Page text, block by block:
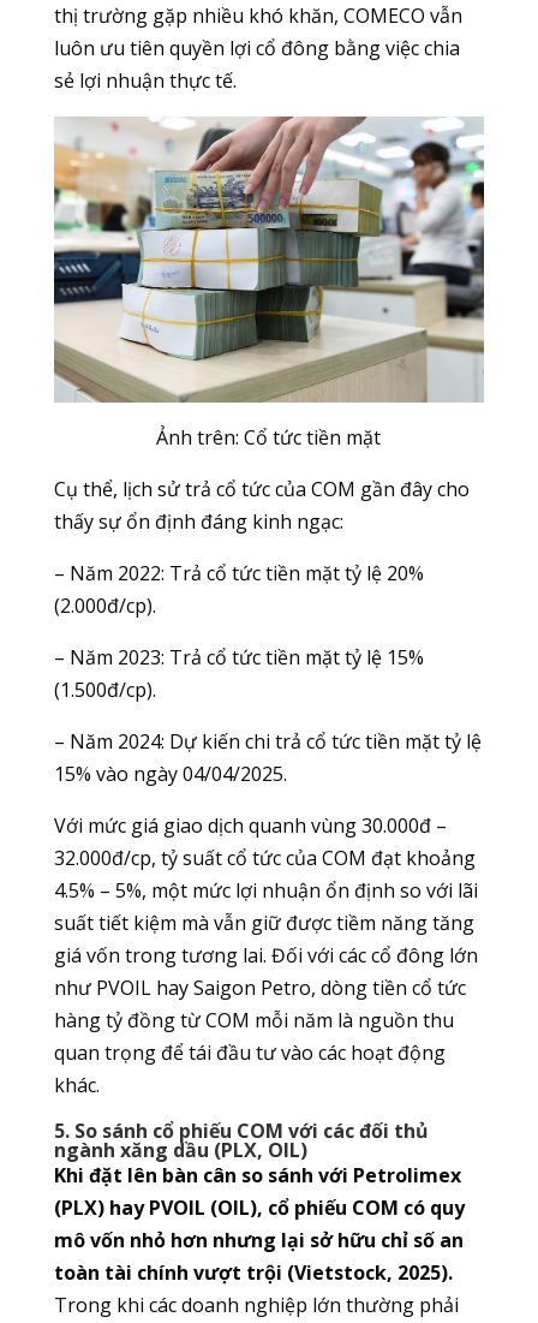
thị trường gặp nhiều khó khăn, COMECO vẫn
luôn ưu tiên quyền lợi cổ đông bằng việc chia
sẻ lợi nhuận thực tế.
Ảnh trên: Cổ tức tiền mặt
Cụ thể, lịch sử trả cổ tức của COM gần đây cho
thấy sự ổn định đáng kinh ngạc:
– Năm 2022: Trả cổ tức tiền mặt tỷ lệ 20%
(2.000đ/cp).
– Năm 2023: Trả cổ tức tiền mặt tỷ lệ 15%
(1.500đ/cp).
– Năm 2024: Dự kiến chi trả cổ tức tiền mặt tỷ lệ
15% vào ngày 04/04/2025.
Với mức giá giao dịch quanh vùng 30.000đ –
32.000đ/cp, tỷ suất cổ tức của COM đạt khoảng
4.5% – 5%, một mức lợi nhuận ổn định so với lãi
suất tiết kiệm mà vẫn giữ được tiềm năng tăng
giá vốn trong tương lai. Đối với các cổ đông lớn
như PVOIL hay Saigon Petro, dòng tiền cổ tức
hàng tỷ đồng từ COM mỗi năm là nguồn thu
quan trọng để tái đầu tư vào các hoạt động
khác.
5. So sánh cổ phiếu COM với các đối thủ
ngành xăng dầu (PLX, OIL)
Khi đặt lên bàn cân so sánh với Petrolimex
(PLX) hay PVOIL (OIL), cổ phiếu COM có quy
mô vốn nhỏ hơn nhưng lại sở hữu chỉ số an
toàn tài chính vượt trội (Vietstock, 2025).
Trong khi các doanh nghiệp lớn thường phải